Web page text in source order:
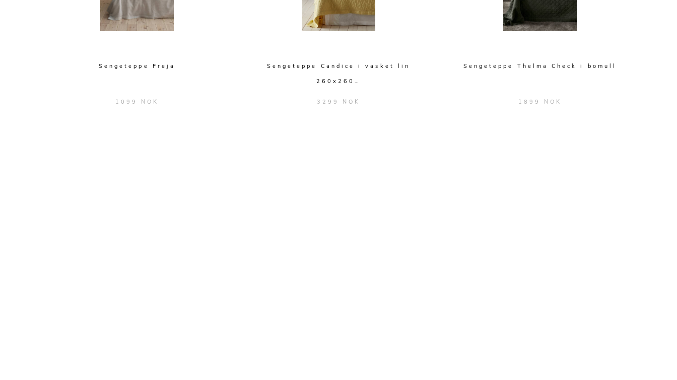
Sengeteppe Freja
1099 NOK
Sengeteppe Candice i vasket lin
260x260…
3299 NOK
Sengeteppe Thelma Check i bomull
1899 NOK